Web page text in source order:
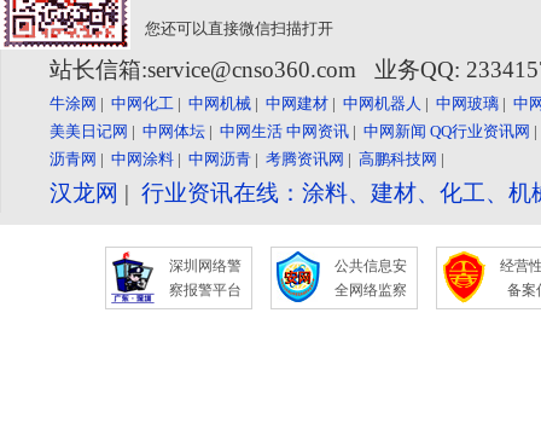
您还可以直接微信扫描打开
站长信箱:service@cnso360.com 业务QQ:
牛涂网 | 中网化工 | 中网机械 | 中网建材 | 中网机器人 | 中网玻璃 | 中
美美日记网 | 中网体坛 | 中网生活 中网资讯 | 中网新闻 QQ行业资讯网
沥青网 | 中网涂料 | 中网沥青 | 考腾资讯网 | 高鹏科技网 |
汉龙网 | 行业资讯在线：涂料、建材、化工、
深圳网络警
察报警平台
公共信息安
全网络监察
经营
备案